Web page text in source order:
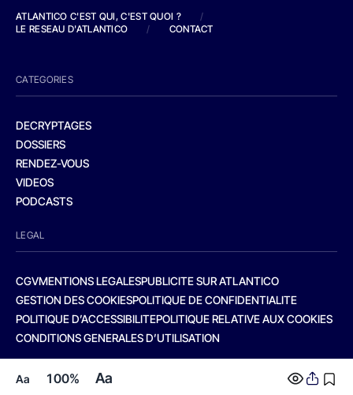
Aa 100% Aa
ATLANTICO C'EST QUI, C'EST QUOI ?
/
LE RESEAU D'ATLANTICO
/ CONTACT
CATEGORIES
DECRYPTAGES
DOSSIERS
RENDEZ-VOUS
VIDEOS
PODCASTS
LEGAL
CGVMENTIONS LEGALESPUBLICITE SUR ATLANTICO
GESTION DES COOKIESPOLITIQUE DE CONFIDENTIALITE
POLITIQUE D’ACCESSIBILITEPOLITIQUE RELATIVE AUX COOKIES
CONDITIONS GENERALES D’UTILISATION